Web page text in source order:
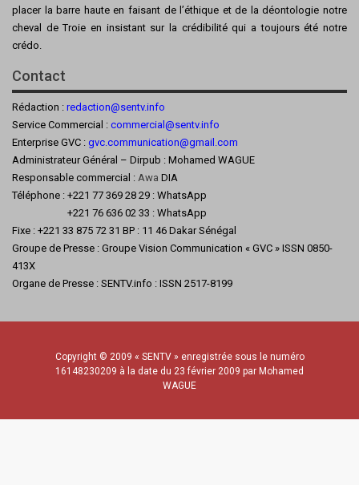
placer la barre haute en faisant de l’éthique et de la déontologie notre
cheval de Troie en insistant sur la crédibilité qui a toujours été notre
crédo.
Contact
Rédaction : redaction@sentv.info
Service Commercial : commercial@sentv.info
Enterprise GVC : gvc.communication@gmail.com
Administrateur Général – Dirpub : Mohamed WAGUE
Responsable commercial : Awa DIA
Téléphone : +221 77 369 28 29 : WhatsApp
+221 76 636 02 33 : WhatsApp
Fixe : +221 33 875 72 31 BP : 11 46 Dakar Sénégal
Groupe de Presse : Groupe Vision Communication « GVC » ISSN 0850-
413X
Organe de Presse : SENTV.info : ISSN 2517-8199
Copyright © 2009 « SENTV » enregistrée sous le numéro
16148230209 à la date du 23 février 2009 par Mohamed
WAGUE